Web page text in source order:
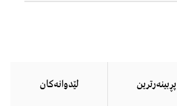
پڕبینەرترین لێدوانەكان